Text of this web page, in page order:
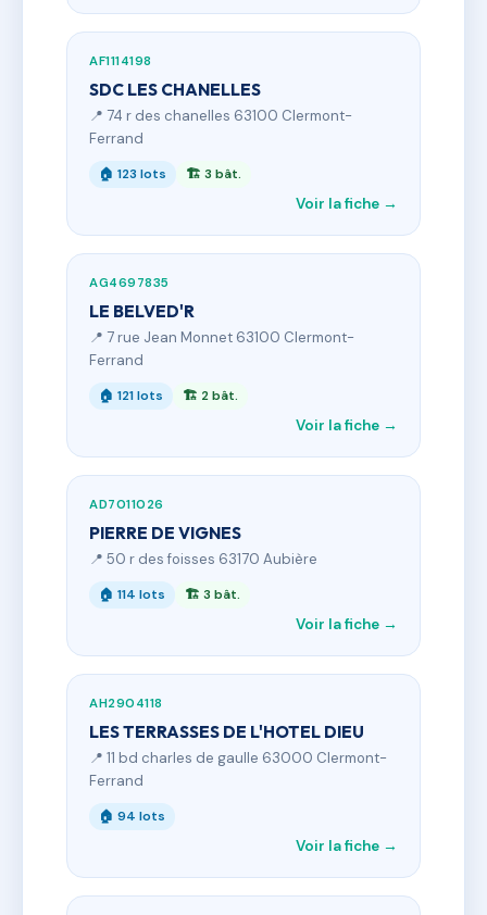
AF1114198
SDC LES CHANELLES
📍 74 r des chanelles 63100 Clermont-
Ferrand
🏠 123 lots 🏗 3 bât.
Voir la fiche →
AG4697835
LE BELVED'R
📍 7 rue Jean Monnet 63100 Clermont-
Ferrand
🏠 121 lots 🏗 2 bât.
Voir la fiche →
AD7011026
PIERRE DE VIGNES
📍 50 r des foisses 63170 Aubière
🏠 114 lots 🏗 3 bât.
Voir la fiche →
AH2904118
LES TERRASSES DE L'HOTEL DIEU
📍 11 bd charles de gaulle 63000 Clermont-
Ferrand
🏠 94 lots
Voir la fiche →